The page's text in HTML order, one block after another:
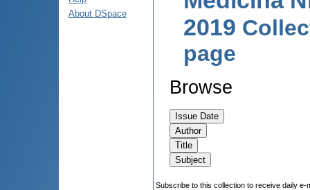
About DSpace
2019
page
Browse
Subscribe to this collection to receive daily